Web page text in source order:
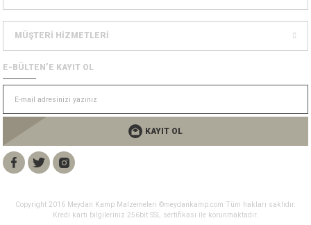
MÜŞTERİ HİZMETLERİ
E-BÜLTEN’E KAYIT OL
KAYIT OL
Copyright 2016 Meydan Kamp Malzemeleri ©meydankamp.com Tüm hakları saklıdır.
Kredi kartı bilgileriniz 256bit SSL sertifikası ile korunmaktadır.